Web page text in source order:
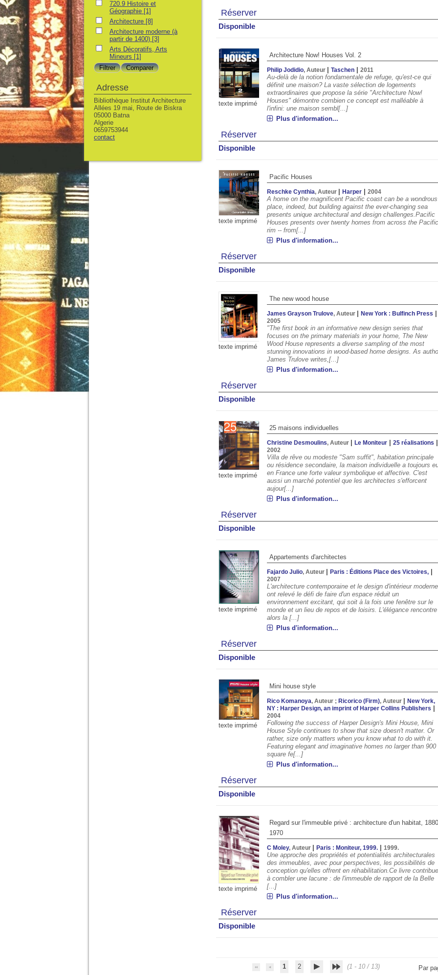
Réserver
Disponible
texte imprimé
Architecture Now! Houses Vol. 2
Philip Jodidio, Auteur |Taschen |2011
Au-delà de la notion fondamentale de refuge, qu'est-ce qui
définit une maison? La vaste sélection de logements
extraordinaires que propose la série "Architecture Now!
Houses" démontre combien ce concept est malléable à
l'infini: une maison sembl[...]
Plus d'information...
Réserver
Disponible
texte imprimé
Pacific Houses
Reschke Cynthia, Auteur |Harper |2004
A home on the magnificent Pacific coast can be a wondrous
place, indeed, but building against the ever-changing sea
presents unique architectural and design challenges.Pacific
Houses presents over twenty homes from across the
rim -- from[...]
Plus d'information...
Réserver
Disponible
texte imprimé
The new wood house
James Grayson Trulove, Auteur |New York : Bulfinch Press
2005
"The first book in an informative new design series that
focuses on the primary materials in your home, The New
Wood House represents a diverse sampling of the most
stunning innovations in wood-based home designs. As
James Trulove writes,[...]
Plus d'information...
Réserver
Disponible
texte imprimé
25 maisons individuelles
Christine Desmoulins, Auteur |Le Moniteur |25 réalisations
2002
Villa de rêve ou modeste "Sam suffit", habitation principale
ou résidence secondaire, la maison individuelle a toujours
en France une forte valeur symbolique et affective. C'est
aussi un marché potentiel que les architectes s'efforcent
aujour[...]
Plus d'information...
Réserver
Disponible
texte imprimé
Appartements d'architectes
Fajardo Julio, Auteur |Paris : Éditions Place des Victoires,
2007
L'architecture contemporaine et le design d'intérieur moderne
ont relevé le défi de faire d'un espace réduit un
environnement excitant, qui soit à la fois une fenêtre sur le
monde et un lieu de repos et de loisirs. L'élégance rencontre
alors la [...]
Plus d'information...
Réserver
Disponible
texte imprimé
Mini house style
Rico Komanoya, Auteur ;Ricorico (Firm), Auteur |New York,
NY : Harper Design, an imprint of Harper Collins Publishers
2004
Following the success of Harper Design's Mini House, Mini
House Style continues to show that size doesn't matter. Or
rather, size only matters when you know what to do with it.
Featuring elegant and imaginative homes no larger than 900
square fe[...]
Plus d'information...
Réserver
Disponible
texte imprimé
Regard sur l'immeuble privé : architecture d'un habitat,
1970
C Moley, Auteur |Paris : Moniteur, 1999. |1999.
Une approche des propriétés et potentialités architecturales
des immeubles, avec pour perspectives, les possibilités de
conception qu'elles offrent en réhabilitation.Ce livre
à combler une lacune : de l'immeuble de rapport de la Belle
[...]
Plus d'information...
Réserver
Disponible
1 2 (1 - 10 / 13) Par
720.9 Histoire et
Géographie [1]
Architecture [8]
Architecture moderne (à
partir de 1400) [3]
Arts Décoratifs, Arts
Mineurs [1]
Adresse
Bibliothèque Institut Architecture
Allées 19 mai, Route de Biskra
05000 Batna
Algerie
0659753944
contact